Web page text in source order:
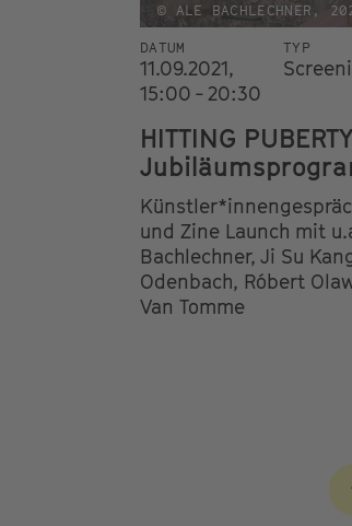
© ALE BACHLECHNER,
DATUM
11.09.2021,
15:00 - 20:30
TYP
HITTING PUBERTY
und Zine Launch mit
Bachlechner, Ji Su
Odenbach, Róbert
Van Tomme